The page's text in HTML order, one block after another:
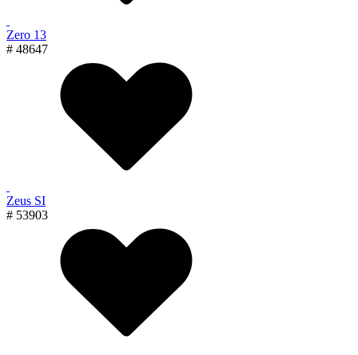
Zero 13
# 48647
Zeus SI
# 53903